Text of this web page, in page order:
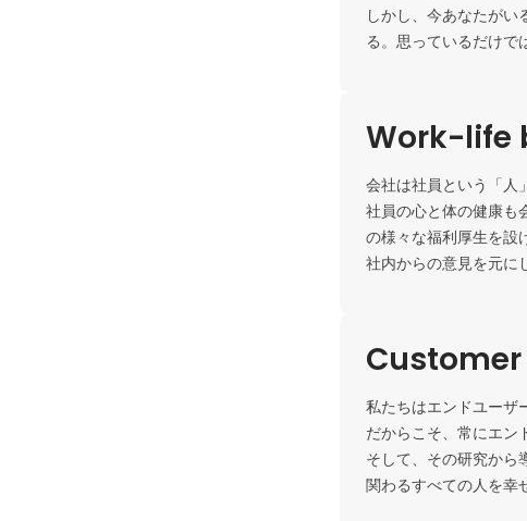
しかし、今あなたが
る。思っているだけで
Work-life
会社は社員という「人
社員の心と体の健康も
の様々な福利厚生を設
社内からの意見を元に
私たちはエンドユーザ
だからこそ、常にエン
そして、その研究から
関わるすべての人を幸